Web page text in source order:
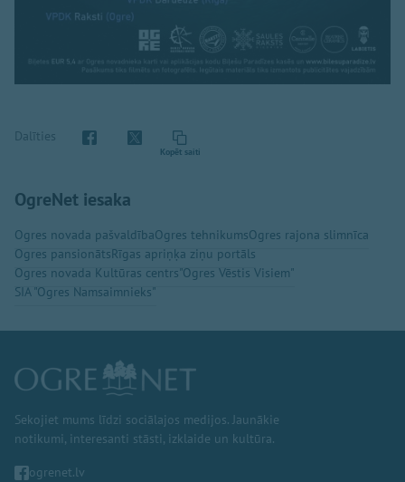
Dalīties
Kopēt saiti
OgreNet iesaka
Ogres novada pašvaldībaOgres tehnikumsOgres rajona slimnīca
Ogres pansionātsRīgas apriņķa ziņu portāls
Ogres novada Kultūras centrs"Ogres Vēstis Visiem"
SIA "Ogres Namsaimnieks"
Sekojiet mums līdzi sociālajos medijos. Jaunākie
notikumi, interesanti stāsti, izklaide un kultūra.
ogrenet.lv